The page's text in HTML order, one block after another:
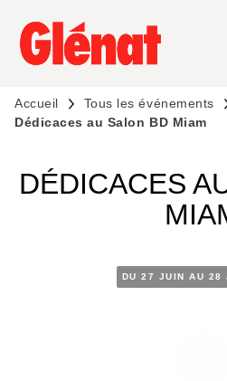
MENU RECHERCHE
PIED DE PAGE
Accueil
Tous les événements
Dédicaces au Salon BD Miam
DÉDICACES
DU 27 JUIN AU 28